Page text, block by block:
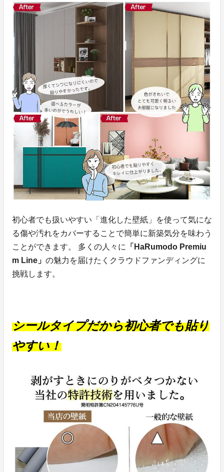
初心者でも扱いやすい「進化した壁紙」を使って気にな
る傷や汚れをカバーすることで簡単に新築気分を味わう
ことができます。 多くの人々に 「HaRumodo Premiu
m Line」 の魅力を届けたくクラウドファンディングに
挑戦します。
シールタイプだから初心者でも貼り
やすい！